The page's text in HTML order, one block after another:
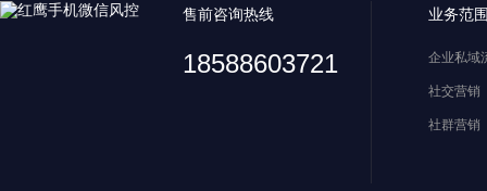
售前咨询热线
18588603721
业务范
企业私域
社交营销
社群营销